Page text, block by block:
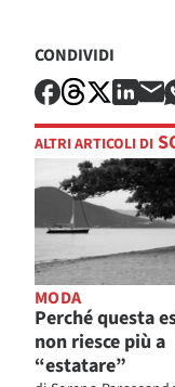
CONDIVIDI
ALTRI ARTICOLI DI
MODA
Perché questa
non riesce più a
“estatare”